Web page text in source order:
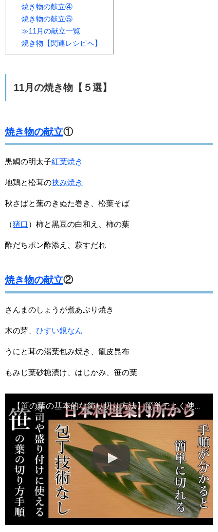
焼き物の献立④
焼き物の献立⑤
≫11月の献立一覧
焼き物【関連レシピへ】
11月の焼き物【５選】
焼き物の献立①
黒鯛の明太子紅葉焼き
地鶏と松茸の挟み焼き
秋さばと蕪のきぬた巻き、松葉そば
（猪口 ）柿と黒豆の白和え、柿の葉
酢だちポン酢添え、萩すだれ
焼き物の献立②
さんまのしょうが煮あぶり焼き
木の芽、 ひすい銀なん
うにと茸の湯葉包み焼き、龍皮昆布
もみじ葉砂糖漬け、はじかみ、笹の葉
【笹の葉の基本的な飾り切り方法】簡単でよく使われる切り方の動画です・Japanese food・decorative cut